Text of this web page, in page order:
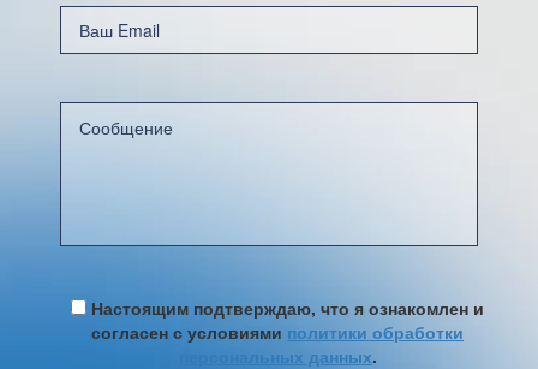
Настоящим подтверждаю, что я ознакомлен и
согласен с условиями политики обработки
персональных данных.